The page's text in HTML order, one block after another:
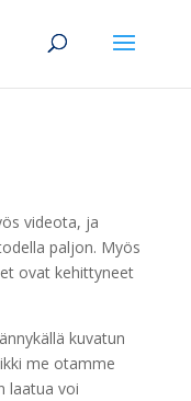
videota, ja
paljon. Myös
ovat kehittyneet
kuvatun
me otamme
laatua voi